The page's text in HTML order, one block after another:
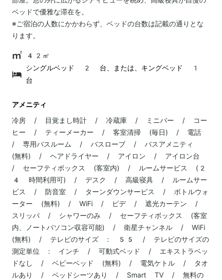
ベッドで優雅な滞在を。
※ご宿泊の人数にかかわらず、ベッドの台数は記載の通りとな
ります。
42㎡
シングルベッド 2 台、または、キングベッド 1
台
アメニティ
冷房 / 目覚まし時計 / 冷蔵庫 / ミニバー / コー
ヒー / ティーメーカー / 客室清掃 (毎日) / 電話
/ 専用バスルーム / バスローブ / バスアメニティ
(無料) / ヘアドライヤー / アイロン / アイロン台
/ セーフティボックス (客室内) / ルームサービス (2
4 時間利用可) / デスク / 高級寝具 / ルームサー
ビス / 防音室 / ターンダウンサービス / ボトルウォ
ーター (無料) / WiFi / ビデ / 遮光カーテン /
スリッパ / シャワーのみ / セーフティボックス (客室
内、ノートパソコン収容可能) / 衛星チャンネル / WiFi
(無料) / テレビのサイズ : 55 / テレビのサイズの
測定単位 : インチ / 可動式ベッド / エキストラベッ
ドなし / ベビーベッド (無料) / 電気ケトル / タオ
ルあり / ベッドシーツあり / Smart TV / 無料の